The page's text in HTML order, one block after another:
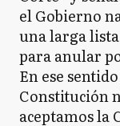
el Gobierno
una larga
para anular
En ese
Constitución
aceptamos la